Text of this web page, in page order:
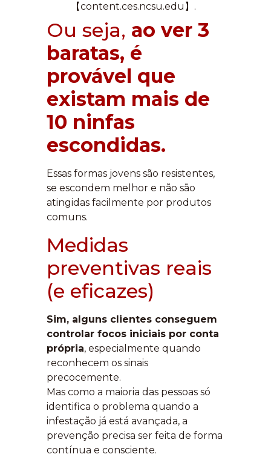
【content.ces.ncsu.edu】.
Ou seja, ao ver 3
baratas, é
provável que
existam mais de
10 ninfas
escondidas.
Essas formas jovens são resistentes,
se escondem melhor e não são
atingidas facilmente por produtos
comuns.
Medidas
preventivas reais
(e eficazes)
Sim, alguns clientes conseguem
controlar focos iniciais por conta
própria, especialmente quando
reconhecem os sinais
precocemente.
Mas como a maioria das pessoas só
identifica o problema quando a
infestação já está avançada, a
prevenção precisa ser feita de forma
contínua e consciente.